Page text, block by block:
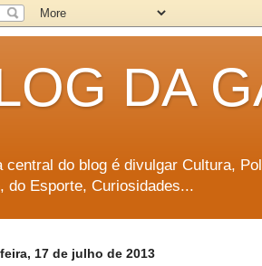
DA
central do blog é divulgar Cultura,
do Esporte, Curiosidades...
17 de julho de 2013